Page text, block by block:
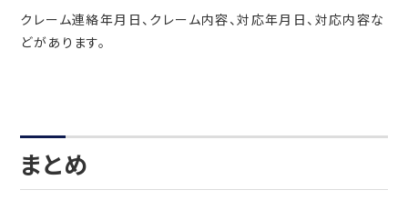
クレーム連絡年月日、クレーム内容、対応年月日、対応内容な
どがあります。
まとめ